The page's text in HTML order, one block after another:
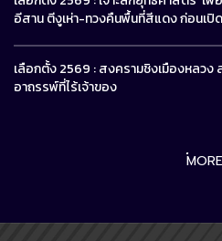
อีสาน ตีงูเห่า-ทวงคืนพื้นที่สีแดง ก่อนเปิ
เลือกตั้ง 2569 : สงครามชิงเมืองหลวง
อาถรรพ์ที่ไร้เจ้าของ
MORE